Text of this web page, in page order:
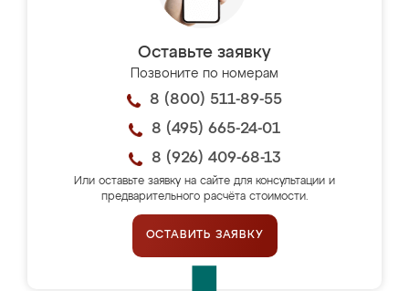
Оставьте заявку
Позвоните по номерам
8 (800) 511-89-55
8 (495) 665-24-01
8 (926) 409-68-13
Или оставьте заявку на сайте для консультации и
предварительного расчёта стоимости.
ОСТАВИТЬ ЗАЯВКУ